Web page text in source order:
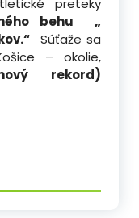
preteky
behu „
Súťaže sa
– okolie,
rekord)